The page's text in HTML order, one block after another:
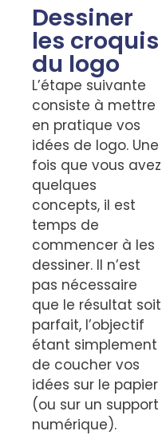
Dessiner
les croquis
du logo
L’étape suivante
consiste à mettre
en pratique vos
idées de logo. Une
fois que vous avez
quelques
concepts, il est
temps de
commencer à les
dessiner. Il n’est
pas nécessaire
que le résultat soit
parfait, l’objectif
étant simplement
de coucher vos
idées sur le papier
(ou sur un support
numérique).